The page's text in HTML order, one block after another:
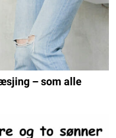
– som alle